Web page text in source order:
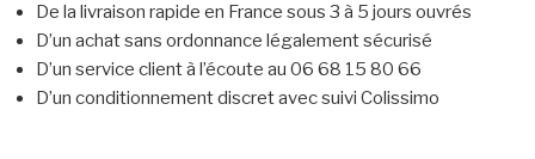
De la livraison rapide en France sous 3 à 5 jours ouvrés
D’un achat sans ordonnance légalement sécurisé
D’un service client à l’écoute au 06 68 15 80 66
D’un conditionnement discret avec suivi Colissimo